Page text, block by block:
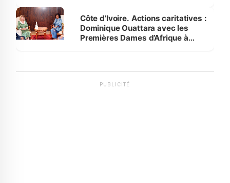
Côte d’Ivoire. Actions caritatives :
Dominique Ouattara avec les
Premières Dames d’Afrique à
PUBLICITÉ